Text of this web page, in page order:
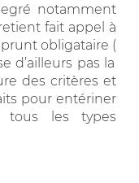
notamment
fait appel à
obligataire (
d’ailleurs pas la
des critères et
pour entériner
tous les types